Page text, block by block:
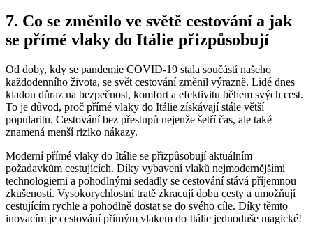
7. Co se změnilo ve světě cestování a jak
se přímé vlaky do Itálie přizpůsobují
Od doby, kdy se pandemie COVID-19 stala součástí našeho
každodenního života, se svět cestování změnil výrazně. Lidé dnes
kladou důraz na bezpečnost, komfort a efektivitu během svých cest.
To je důvod, proč přímé vlaky do Itálie získávají stále větší
popularitu. Cestování bez přestupů nejenže šetří čas, ale také
znamená menší riziko nákazy.
Moderní přímé vlaky do Itálie se přizpůsobují aktuálním
požadavkům cestujících. Díky vybavení vlaků nejmodernějšími
technologiemi a pohodlnými sedadly se cestování stává příjemnou
zkušeností. Vysokorychlostní tratě zkracují dobu cesty a umožňují
cestujícím rychle a pohodlně dostat se do svého cíle. Díky těmto
inovacím je cestování přímým vlakem do Itálie jednoduše magické!